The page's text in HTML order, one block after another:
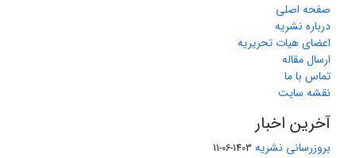
صفحه اصلی
درباره نشریه
اعضای هیات تحریریه
ارسال مقاله
تماس با ما
نقشه سایت
آخرین اخبار
بروزرسانی نشریه 1403-06-11